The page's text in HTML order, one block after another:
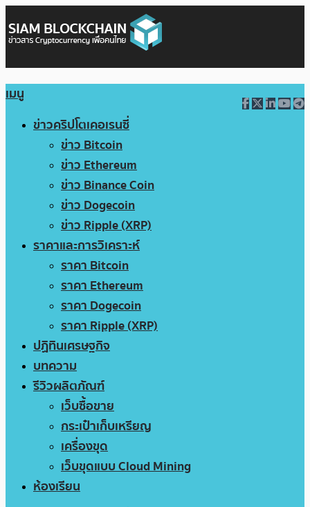
เมนู
ข่าวคริปโตเคอเรนซี่
ข่าว Bitcoin
ข่าว Ethereum
ข่าว Binance Coin
ข่าว Dogecoin
ข่าว Ripple (XRP)
ราคาและการวิเคราะห์
ราคา Bitcoin
ราคา Ethereum
ราคา Dogecoin
ราคา Ripple (XRP)
ปฏิทินเศรษฐกิจ
บทความ
รีวิวผลิตภัณฑ์
เว็บซื้อขาย
กระเป๋าเก็บเหรียญ
เครื่องขุด
เว็บขุดแบบ Cloud Mining
ห้องเรียน